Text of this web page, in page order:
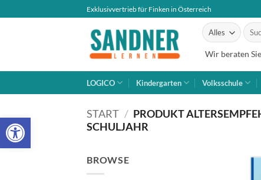
Open toolbar
Inhalt
Exklusivvertrieb für Finken in Österreich
Suche
nach:
Wir beraten
LOGICO Kindergarten Volksschule
START / PRODUKT
SCHULJAHR
BROWSE